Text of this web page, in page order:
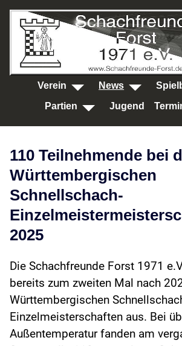
SKIP TO MAIN CONTENT
Verein News
Partien
Jugend
110 Teilnehmende bei
Württembergischen
Schnellschach-
2025
Die Schachfreunde Forst 1971
bereits zum zweiten Mal nach
Württembergischen
Einzelmeisterschaften aus. Bei
Außentemperatur fanden am